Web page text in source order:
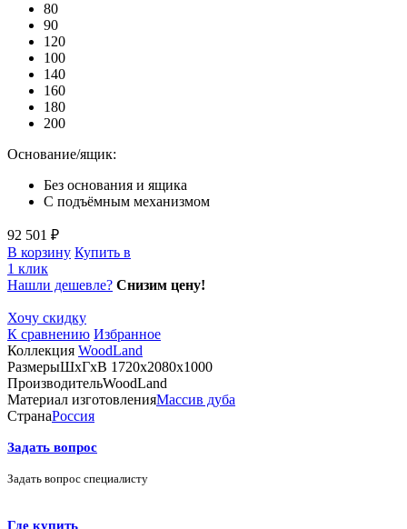
80
90
120
100
140
160
180
200
Основание/ящик:
Без основания и ящика
С подъёмным механизмом
92 501 ₽
В корзину Купить в
1 клик
Нашли дешевле? Снизим цену!
Хочу скидку
К сравнению Избранное
Коллекция WoodLand
РазмерыШхГхВ 1720х2080х1000
ПроизводительWoodLand
Материал изготовленияМассив дуба
СтранаРоссия
Задать вопрос
Задать вопрос специалисту
Где купить